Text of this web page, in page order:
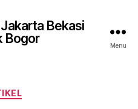
Bekasi
Bogor
Menu
Categories